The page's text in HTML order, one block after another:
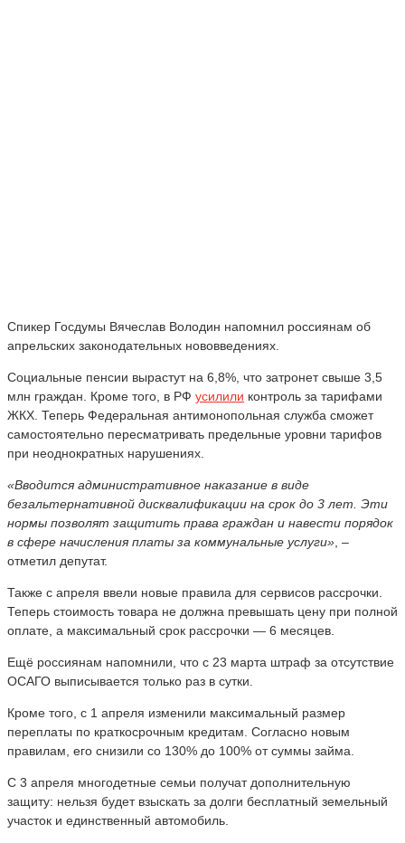
Спикер Госдумы Вячеслав Володин напомнил россиянам об
апрельских законодательных нововведениях.
Социальные пенсии вырастут на 6,8%, что затронет свыше 3,5
млн граждан. Кроме того, в РФ усилили контроль за тарифами
ЖКХ. Теперь Федеральная антимонопольная служба сможет
самостоятельно пересматривать предельные уровни тарифов
при неоднократных нарушениях.
«Вводится административное наказание в виде
безальтернативной дисквалификации на срок до 3 лет. Эти
нормы позволят защитить права граждан и навести порядок
в сфере начисления платы за коммунальные услуги» , –
отметил депутат.
Также с апреля ввели новые правила для сервисов рассрочки.
Теперь стоимость товара не должна превышать цену при полной
оплате, а максимальный срок рассрочки — 6 месяцев.
Ещё россиянам напомнили, что с 23 марта штраф за отсутствие
ОСАГО выписывается только раз в сутки.
Кроме того, с 1 апреля изменили максимальный размер
переплаты по краткосрочным кредитам. Согласно новым
правилам, его снизили со 130% до 100% от суммы займа.
С 3 апреля многодетные семьи получат дополнительную
защиту: нельзя будет взыскать за долги бесплатный земельный
участок и единственный автомобиль.